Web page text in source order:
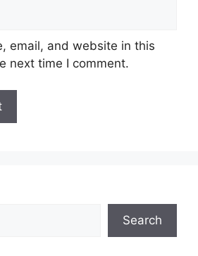
email, and website in this
next time I comment.
Search